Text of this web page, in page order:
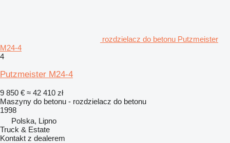
rozdzielacz do betonu Putzmeister
M24-4
4
Putzmeister M24-4
9 850 € ≈ 42 410 zł
Maszyny do betonu - rozdzielacz do betonu
1998
Polska, Lipno
Truck & Estate
Kontakt z dealerem